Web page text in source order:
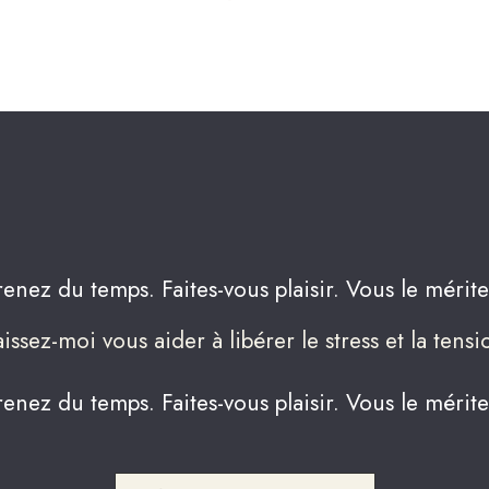
du temps. Faites-vous plaisir. Vous le
moi vous aider à libérer le stress et la
du temps. Faites-vous plaisir. Vous le